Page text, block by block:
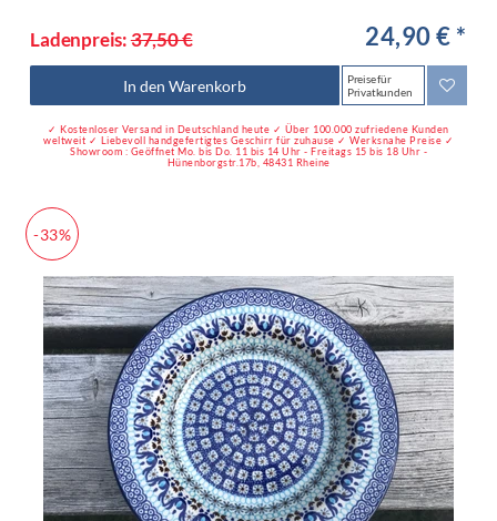
Ladenpreis:37,50 € 24,90 € *
In den Warenkorb
Preise für
Privatkunden
✓ Kostenloser Versand in Deutschland heute ✓ Über 100.000 zufriedene Kunden
weltweit ✓ Liebevoll handgefertigtes Geschirr für zuhause ✓ Werksnahe Preise ✓
Showroom : Geöffnet Mo. bis Do. 11 bis 14 Uhr - Freitags 15 bis 18 Uhr -
Hünenborgstr.17b, 48431 Rheine
-33%